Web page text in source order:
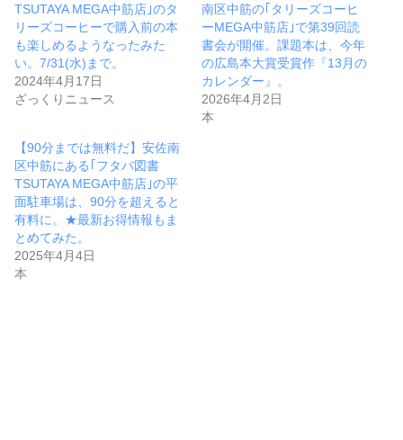
TSUTAYA MEGA中筋店｣のタ
リーズコーヒーで購入前の本
も楽しめるようなったみた
い。7/31(水)まで。
2024年4月17日
ざっくりニュース
南区中筋の｢タリーズコーヒ
ーMEGA中筋店｣で第39回読
書会が開催。課題本は、今年
の広島本大賞受賞作『13月の
カレンダー』。
2026年4月2日
本
【90分までは無料だ】安佐南
区中筋にある｢フタバ図書
TSUTAYA MEGA中筋店｣の平
面駐車場は、90分を超えると
有料に。★最新お得情報もま
とめてみた。
2025年4月4日
本